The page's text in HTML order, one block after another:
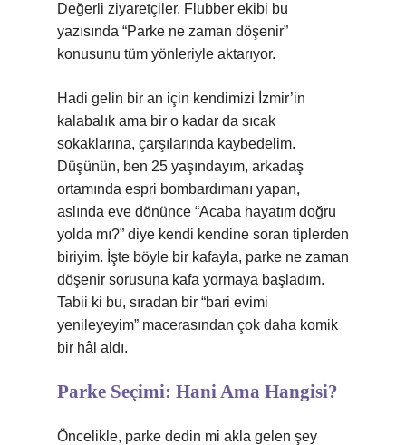
Değerli ziyaretçiler, Flubber ekibi bu
yazısında “Parke ne zaman döşenir”
konusunu tüm yönleriyle aktarıyor.
Hadi gelin bir an için kendimizi İzmir’in
kalabalık ama bir o kadar da sıcak
sokaklarına, çarşılarında kaybedelim.
Düşünün, ben 25 yaşındayım, arkadaş
ortamında espri bombardımanı yapan,
aslında eve dönünce “Acaba hayatım doğru
yolda mı?” diye kendi kendine soran tiplerden
biriyim. İşte böyle bir kafayla, parke ne zaman
döşenir sorusuna kafa yormaya başladım.
Tabii ki bu, sıradan bir “bari evimi
yenileyeyim” macerasından çok daha komik
bir hâl aldı.
Parke Seçimi: Hani Ama Hangisi?
Öncelikle, parke dedin mi akla gelen şey